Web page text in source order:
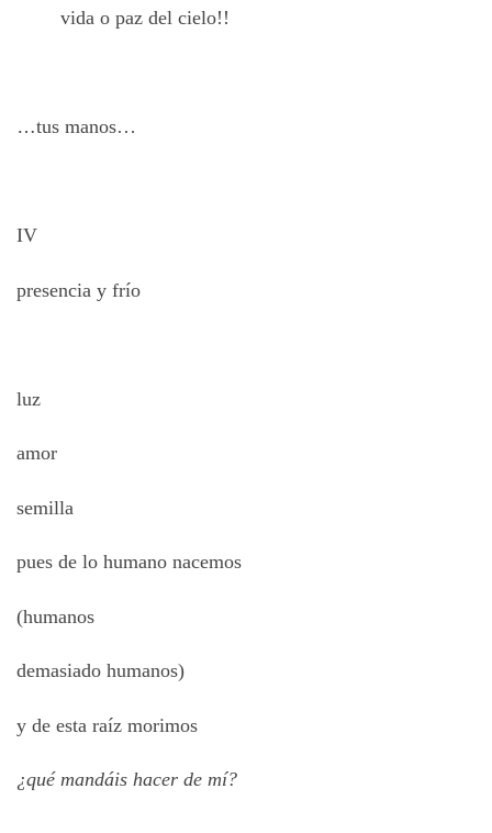
vida o paz del cielo!!
…tus manos…
IV
presencia y frío
luz
amor
semilla
pues de lo humano nacemos
(humanos
demasiado humanos)
y de esta raíz morimos
¿qué mandáis hacer de mí?